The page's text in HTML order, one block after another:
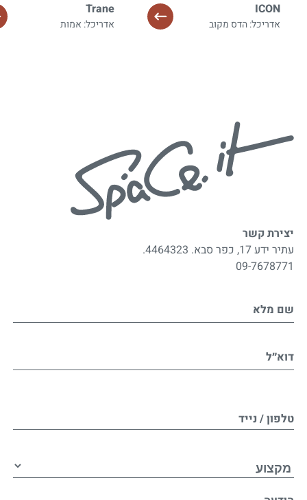
ICON
אדריכל: הדס מקוב
Trane
אדריכל: אמות
יצירת קשר
עתיר ידע 17, כפר סבא. 4464323.
09-7678771
שם מלא
דוא״ל
טלפון / נייד